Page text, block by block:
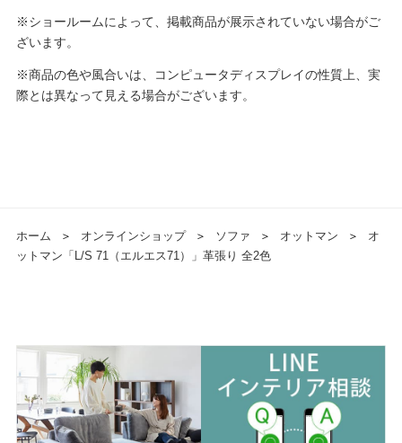
※ショールームによって、掲載商品が展示されていない場合がご
ざいます。
※商品の色や風合いは、コンピュータディスプレイの性質上、実
際とは異なって見える場合がございます。
ホーム ＞ オンラインショップ ＞ ソファ ＞ オットマン ＞
オ
ットマン「L/S 71（エルエス71）」革張り 全2色